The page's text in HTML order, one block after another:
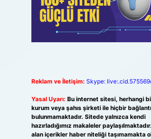
Reklam ve İletişim: Skype:
Yasal Uyarı: Bu internet sitesi, herhangi
kurum veya şahıs şirketi ile hiçbir
bulunmamaktadır. Sitede yalnızca kendi
hazırladığımız makaleler
alan içerikler haber niteliği taşımamakta